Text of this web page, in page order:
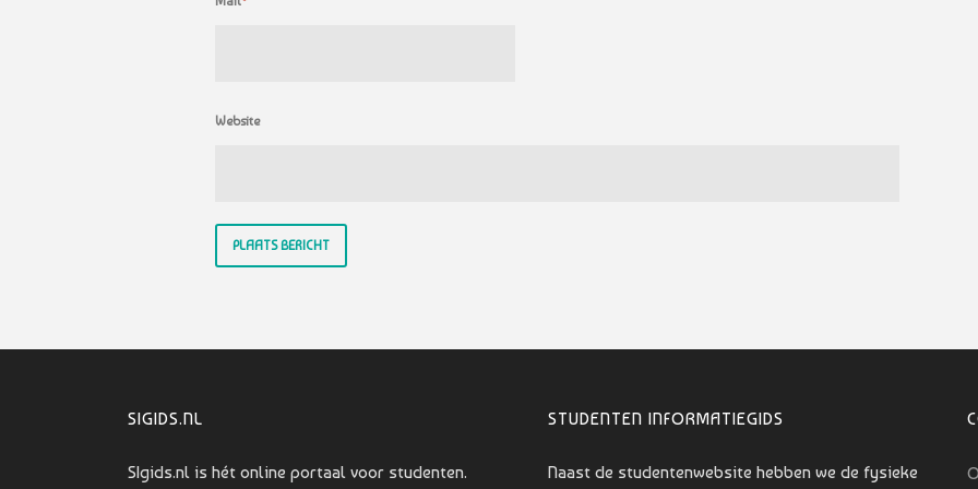
Website
SIGIDS.NL
SIgids.nl is hét online portaal voor studenten.
STUDENTEN INFORMATIEGIDS
Naast de studentenwebsite hebben we de fysieke